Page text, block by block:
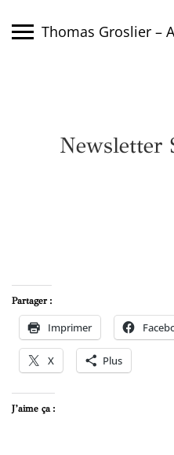
Thomas Groslier –
Newsletter
Partager :
Imprimer
X Plus
J’aime ça :